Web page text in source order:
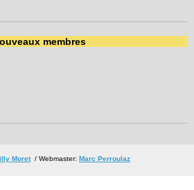
membres
Moret/ Webmaster: Marc Perroulaz